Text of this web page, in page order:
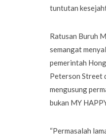
tuntutan
Ratusan Buruh
semangat
pemerintah
Peterson Street
mengusung
bukan MY
“Permasalah